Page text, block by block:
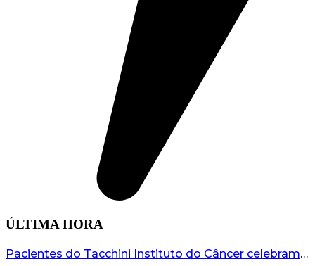
ÚLTIMA HORA
Pacientes do Tacchini Instituto do Câncer celebram Dia dos Pais com cuidado e relaxamento...